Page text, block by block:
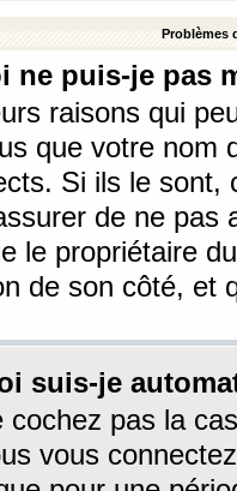
Problèmes
ne puis-je pas
raisons qui
que votre nom
Si ils le sont,
de ne pas
le propriétaire
de son côté, et
suis-je
cochez pas la
vous